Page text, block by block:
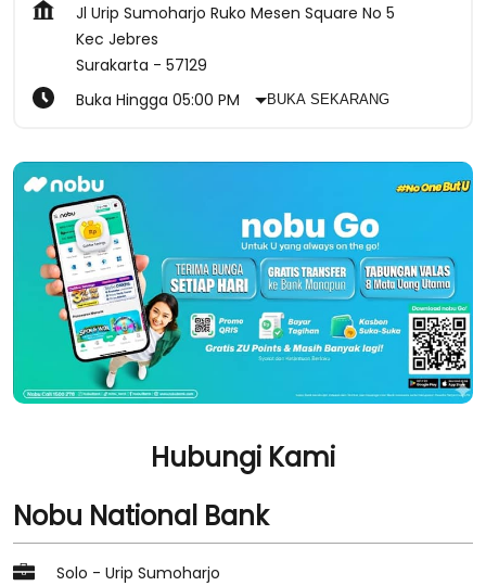
Jl Urip Sumoharjo Ruko Mesen Square No 5
Kec Jebres
Surakarta - 57129
Buka Hingga 05:00 PM
BUKA SEKARANG
Hubungi Kami
Nobu National Bank
Solo - Urip Sumoharjo